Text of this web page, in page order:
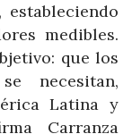
medibles.
que los
necesitan,
Latina y
Carranza